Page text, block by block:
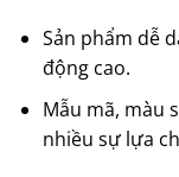
Sản phẩm dễ
động cao.
Mẫu mã, màu
nhiều sự lựa